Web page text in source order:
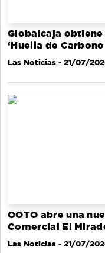
Globalcaja obtiene
‘Huella de
Las Noticias - 21/07/
OOTO abre una
Comercial El
Las Noticias - 21/07/